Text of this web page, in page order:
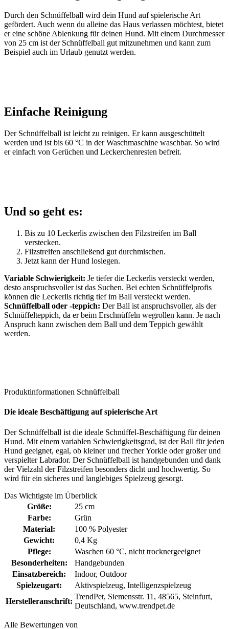
Durch den Schnüffelball wird dein Hund auf spielerische Art
gefördert. Auch wenn du alleine das Haus verlassen möchtest, bietet
er eine schöne Ablenkung für deinen Hund. Mit einem Durchmesser
von 25 cm ist der Schnüffelball gut mitzunehmen und kann zum
Beispiel auch im Urlaub genutzt werden.
Einfache Reinigung
Der Schnüffelball ist leicht zu reinigen. Er kann ausgeschüttelt
werden und ist bis 60 °C in der Waschmaschine waschbar. So wird
er einfach von Gerüchen und Leckerchenresten befreit.
Und so geht es:
Bis zu 10 Leckerlis zwischen den Filzstreifen im Ball
verstecken.
Filzstreifen anschließend gut durchmischen.
Jetzt kann der Hund loslegen.
Variable Schwierigkeit: Je tiefer die Leckerlis versteckt werden,
desto anspruchsvoller ist das Suchen. Bei echten Schnüffelprofis
können die Leckerlis richtig tief im Ball versteckt werden.
Schnüffelball oder -teppich: Der Ball ist anspruchsvoller, als der
Schnüffelteppich, da er beim Erschnüffeln wegrollen kann. Je nach
Anspruch kann zwischen dem Ball und dem Teppich gewählt
werden.
Produktinformationen Schnüffelball
Die ideale Beschäftigung auf spielerische Art
Der Schnüffelball ist die ideale Schnüffel-Beschäftigung für deinen
Hund. Mit einem variablen Schwierigkeitsgrad, ist der Ball für jeden
Hund geeignet, egal, ob kleiner und frecher Yorkie oder großer und
verspielter Labrador. Der Schnüffelball ist handgebunden und dank
der Vielzahl der Filzstreifen besonders dicht und hochwertig. So
wird für ein sicheres und langlebiges Spielzeug gesorgt.
Das Wichtigste im Überblick
Größe:
25 cm
Farbe:
Grün
Material:
100 % Polyester
Gewicht:
0,4 Kg
Pflege:
Waschen 60 °C, nicht trocknergeeignet
Besonderheiten:
Handgebunden
Einsatzbereich:
Indoor, Outdoor
Spielzeugart:
Aktivspielzeug, Intelligenzspielzeug
Herstelleranschrift:
TrendPet, Siemensstr. 11, 48565, Steinfurt,
Deutschland, www.trendpet.de
Alle Bewertungen von